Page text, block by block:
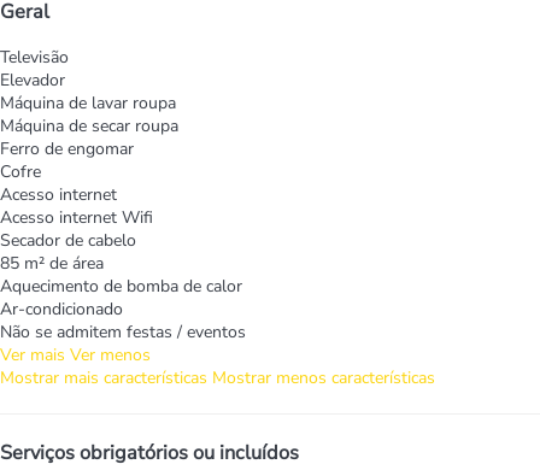
Geral
Televisão
Elevador
Máquina de lavar roupa
Máquina de secar roupa
Ferro de engomar
Cofre
Acesso internet
Acesso internet Wifi
Secador de cabelo
85 m² de área
Aquecimento de bomba de calor
Ar-condicionado
Não se admitem festas / eventos
Ver mais Ver menos
Mostrar mais características Mostrar menos características
Serviços obrigatórios ou incluídos